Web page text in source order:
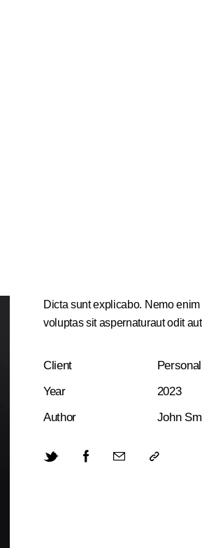
Dicta sunt explicabo. Nemo
voluptas sit aspernaturaut odit
Client
Year
2023
Author
John